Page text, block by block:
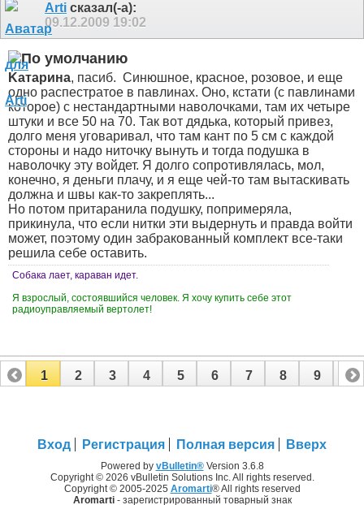
Arti сказал(-а):
09.12.2009 19:02
Kатарина, пасиб. Синюшное, красное, розовое, и еще
одно распестратое в павлинах. Оно, кстати (с павлинами
которое) с нестандартными наволочками, там их четыре
штуки и все 50 на 70. Так вот дядька, который привез,
долго меня уговаривал, что там кант по 5 см с каждой
стороны и надо ниточку вынуть и тогда подушка в
наволочку эту войдет. Я долго сопротивлялась, мол,
конечно, я деньги плачу, и я еще чей-то там вытаскивать
должна и швы как-то закреплять...
Но потом притаранила подушку, попримеряла,
прикинула, что если нитки эти выдернуть и правда войти
может, поэтому один забракованный комплект все-таки
решила себе оставить.
Собака лает, караван идет.
Я взрослый, состоявшийся человек. Я хочу купить себе этот
радиоуправляемый вертолет!
1 2 3 4 5 6 7 8 9 10
Вход Регистрация Полная версия Вверх
Powered by vBulletin®Version 3.6.8
Copyright © 2026 vBulletin Solutions Inc. All rights reserved.
Copyright © 2005-2025 Aromarti® All rights reserved
Aromarti- зарегистрированный товарный знак